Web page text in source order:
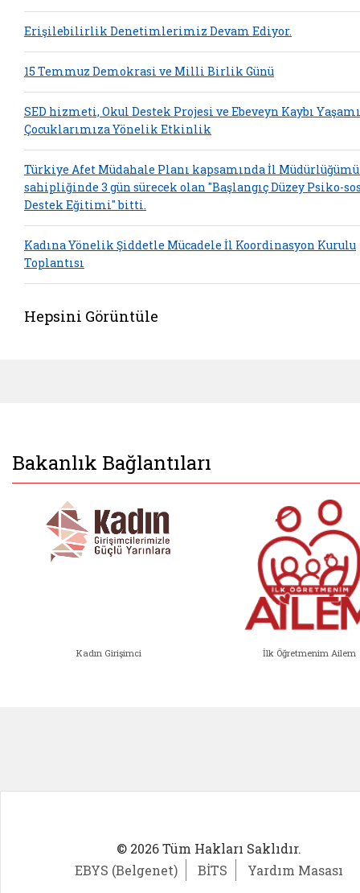
Erişilebilirlik Denetimlerimiz Devam Ediyor.
15 Temmuz Demokrasi ve Milli Birlik Günü
SED hizmeti, Okul Destek Projesi ve Ebeveyn Kaybı
Çocuklarımıza Yönelik Etkinlik
Türkiye Afet Müdahale Planı kapsamında İl
sahipliğinde 3 gün sürecek olan "Başlangıç Düzey Psiko-
Destek Eğitimi" bitti.
Kadına Yönelik Şiddetle Mücadele İl Koordinasyon Kurulu
Toplantısı
Hepsini Görüntüle
Bakanlık Bağlantıları
Kadın Girişimci İlk Öğretmenim Ailem
© 2026 Tüm Hakları Saklıdır.
EBYS (Belgenet)
BİTS Yardım Masası